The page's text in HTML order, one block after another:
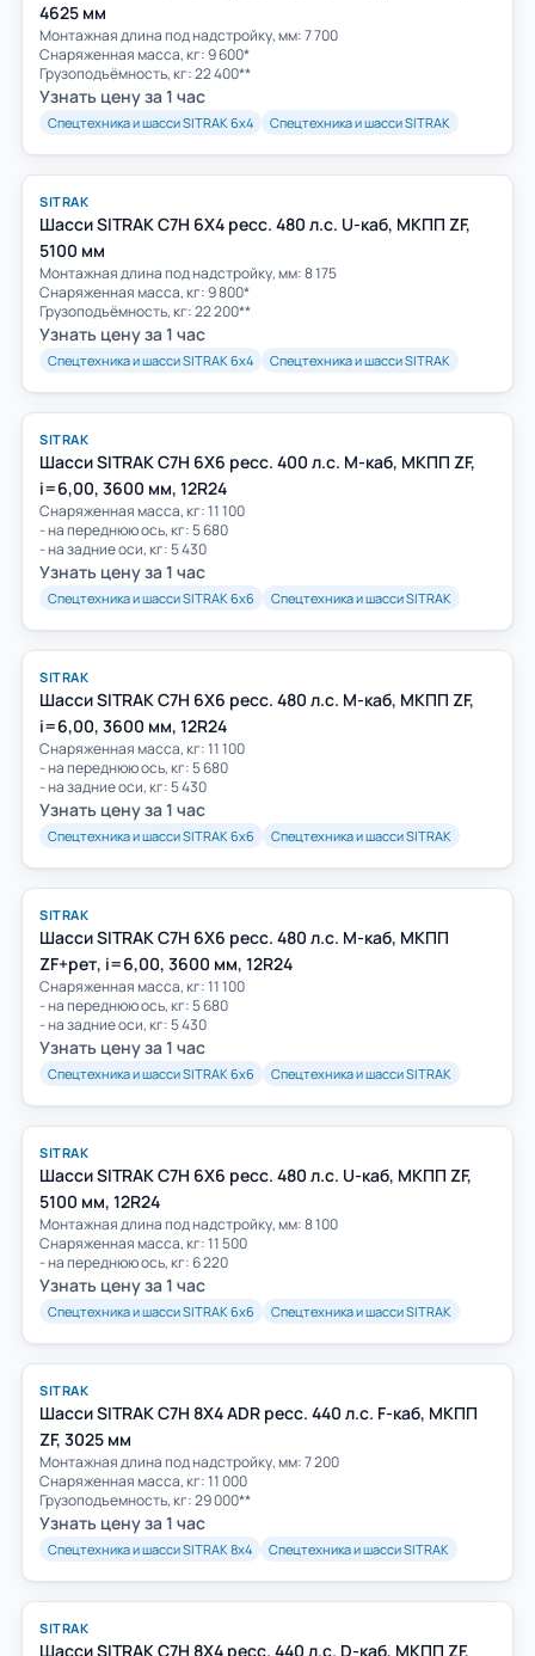
4625 мм
Монтажная длина под надстройку, мм: 7 700
Снаряженная масса, кг: 9 600*
Грузоподъёмность, кг: 22 400**
Узнать цену за 1 час
Спецтехника и шасси SITRAK 6х4 Спецтехника и шасси SITRAK
SITRAK
Шасси SITRAK C7H 6Х4 ресс. 480 л.с. U-каб, МКПП ZF,
5100 мм
Монтажная длина под надстройку, мм: 8 175
Снаряженная масса, кг: 9 800*
Грузоподъёмность, кг: 22 200**
Узнать цену за 1 час
Спецтехника и шасси SITRAK 6х4 Спецтехника и шасси SITRAK
SITRAK
Шасси SITRAK C7H 6Х6 ресс. 400 л.с. M-каб, МКПП ZF,
i=6,00, 3600 мм, 12R24
Снаряженная масса, кг: 11 100
- на переднюю ось, кг: 5 680
- на задние оси, кг: 5 430
Узнать цену за 1 час
Спецтехника и шасси SITRAK 6х6 Спецтехника и шасси SITRAK
SITRAK
Шасси SITRAK C7H 6Х6 ресс. 480 л.с. M-каб, МКПП ZF,
i=6,00, 3600 мм, 12R24
Снаряженная масса, кг: 11 100
- на переднюю ось, кг: 5 680
- на задние оси, кг: 5 430
Узнать цену за 1 час
Спецтехника и шасси SITRAK 6х6 Спецтехника и шасси SITRAK
SITRAK
Шасси SITRAK C7H 6Х6 ресс. 480 л.с. M-каб, МКПП
ZF+рет, i=6,00, 3600 мм, 12R24
Снаряженная масса, кг: 11 100
- на переднюю ось, кг: 5 680
- на задние оси, кг: 5 430
Узнать цену за 1 час
Спецтехника и шасси SITRAK 6х6 Спецтехника и шасси SITRAK
SITRAK
Шасси SITRAK C7H 6Х6 ресс. 480 л.с. U-каб, МКПП ZF,
5100 мм, 12R24
Монтажная длина под надстройку, мм: 8 100
Снаряженная масса, кг: 11 500
- на переднюю ось, кг: 6 220
Узнать цену за 1 час
Спецтехника и шасси SITRAK 6х6 Спецтехника и шасси SITRAK
SITRAK
Шасси SITRAK C7H 8Х4 ADR ресс. 440 л.с. F-каб, МКПП
ZF, 3025 мм
Монтажная длина под надстройку, мм: 7 200
Снаряженная масса, кг: 11 000
Грузоподъемность, кг: 29 000**
Узнать цену за 1 час
Спецтехника и шасси SITRAK 8х4 Спецтехника и шасси SITRAK
SITRAK
Шасси SITRAK C7H 8Х4 ресс. 440 л.с. D-каб, МКПП ZF,